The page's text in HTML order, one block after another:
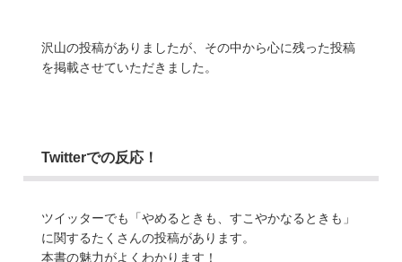
沢山の投稿がありましたが、その中から心に残った投稿
を掲載させていただきました。
Twitterでの反応！
ツイッターでも「やめるときも、すこやかなるときも」
に関するたくさんの投稿があります。
本書の魅力がよくわかります！